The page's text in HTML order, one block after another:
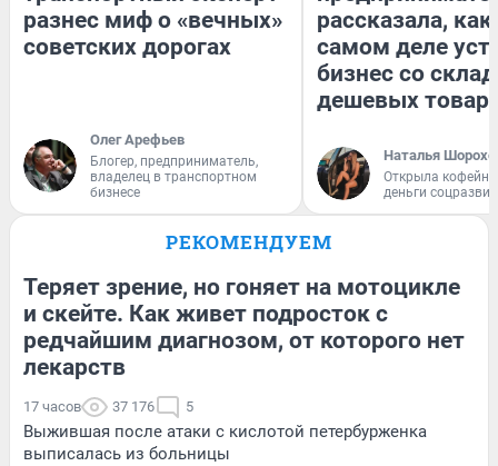
разнес миф о «вечных»
советских дорогах
Олег Арефьев
Блогер, предприниматель,
владелец в транспортном
бизнесе
рассказала, как
самом деле
бизнес со
дешевых
Наталья
Открыла
деньги
РЕКОМЕНДУЕМ
Теряет зрение, но гоняет на мотоцикле
и скейте. Как живет подросток с
редчайшим диагнозом, от которого нет
лекарств
17 часов 37 176 5
Выжившая после атаки с кислотой петербурженка
выписалась из больницы